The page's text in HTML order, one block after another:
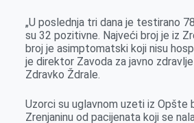
k
e
r
n
p
„U poslednja tri dana je testirano
su 32 pozitivne. Najveći broj je iz
broj je asimptomatski koji nisu
je direktor Zavoda za javno
Zdravko Ždrale.
Uzorci su uglavnom uzeti iz Opšte
Zrenjaninu od pacijenata koji se